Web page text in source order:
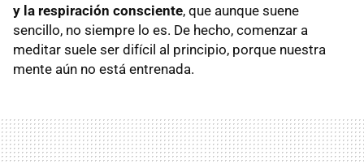
y la respiración consciente, que aunque suene
sencillo, no siempre lo es. De hecho, comenzar a
meditar suele ser difícil al principio, porque nuestra
mente aún no está entrenada.